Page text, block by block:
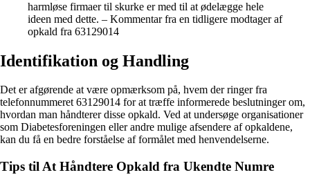
harmløse firmaer til skurke er med til at ødelægge hele
ideen med dette. – Kommentar fra en tidligere modtager af
opkald fra 63129014
Identifikation og Handling
Det er afgørende at være opmærksom på, hvem der ringer fra
telefonnummeret 63129014 for at træffe informerede beslutninger om,
hvordan man håndterer disse opkald. Ved at undersøge organisationer
som Diabetesforeningen eller andre mulige afsendere af opkaldene,
kan du få en bedre forståelse af formålet med henvendelserne.
Tips til At Håndtere Opkald fra Ukendte Numre